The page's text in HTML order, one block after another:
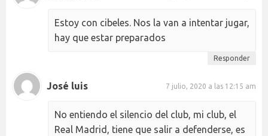
Estoy con cibeles. Nos la van a intentar jugar,
hay que estar preparados
Responder
José luis 7 julio, 2020 a las 12:15 am
No entiendo el silencio del club, mi club, el
Real Madrid, tiene que salir a defenderse, es